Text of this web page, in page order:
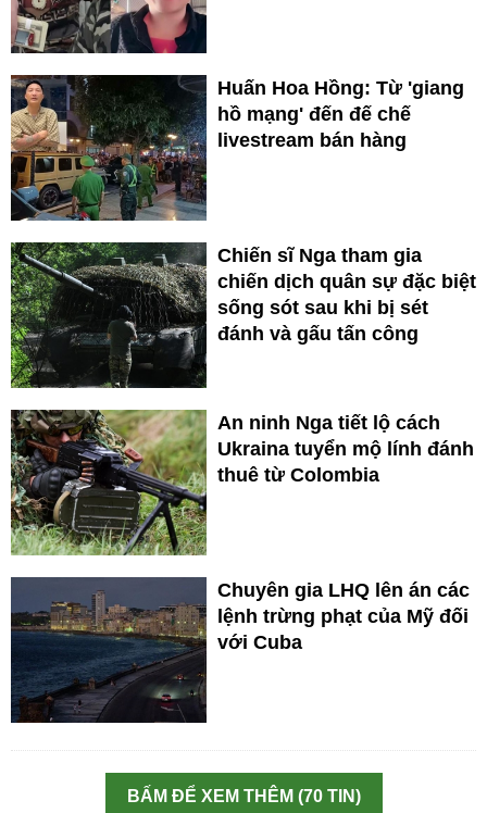
Huấn Hoa Hồng: Từ 'giang
hồ mạng' đến đế chế
livestream bán hàng
Chiến sĩ Nga tham gia
chiến dịch quân sự đặc biệt
sống sót sau khi bị sét
đánh và gấu tấn công
An ninh Nga tiết lộ cách
Ukraina tuyển mộ lính đánh
thuê từ Colombia
Chuyên gia LHQ lên án các
lệnh trừng phạt của Mỹ đối
với Cuba
BẤM ĐỂ XEM THÊM (70 TIN)